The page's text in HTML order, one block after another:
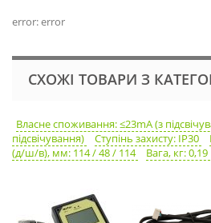
error: error
СХОЖІ ТОВАРИ З
Власне споживання: ≤23mA (з
підсвічування)
Ступінь захисту: IP30
(д/ш/в), мм: 114 / 48 / 114
Вага, кг: 0,19